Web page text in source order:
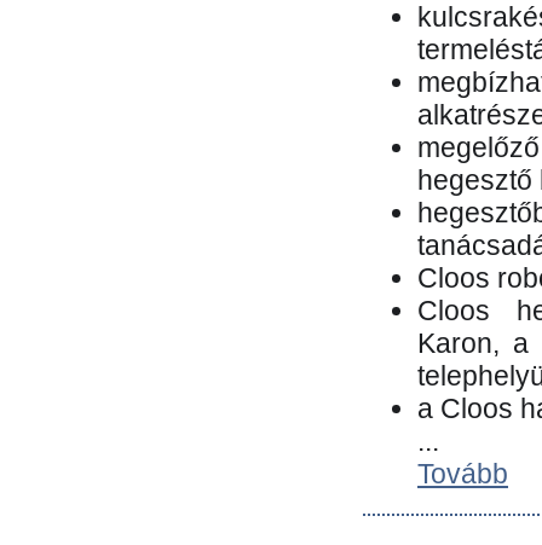
hegesztő
Cloos
Cloos
Karon, a
a Cloos
...
Tovább